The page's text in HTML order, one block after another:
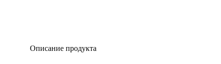
Описание продукта